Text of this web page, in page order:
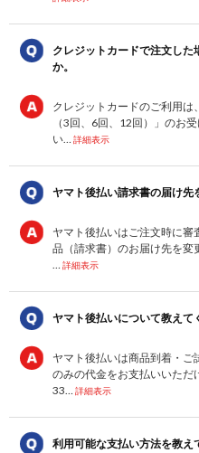
クレジットカードで注文し
か。
クレジットカードのご利用
（3回、6回、12回）」のお
い…
詳細表示
ヤマト後払い請求書の届け先
ヤマト後払いはご注文時に
品（請求書）のお届け先を変
詳細表示
ヤマト後払いについて教えて
ヤマト後払いは商品到着・
のみの代金をお支払いいただ
33…
詳細表示
利用可能な支払い方法を教え